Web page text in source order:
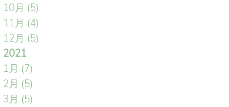
10月 (5)
11月 (4)
12月 (5)
2021
1月 (7)
2月 (5)
3月 (5)